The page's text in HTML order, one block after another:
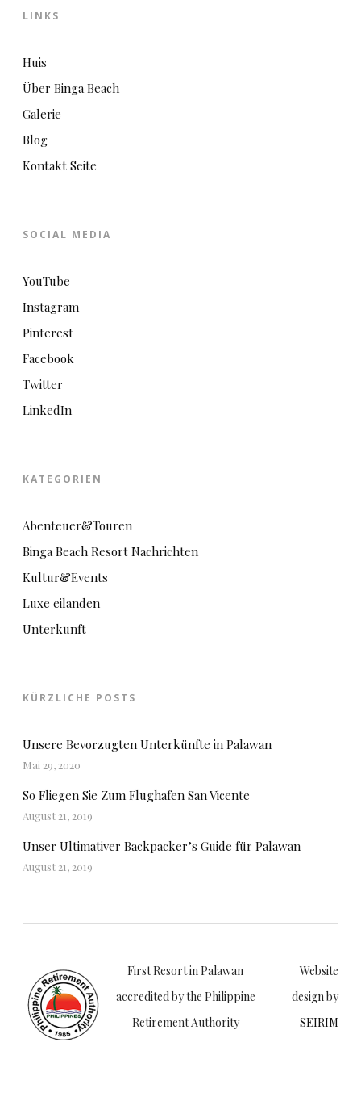
LINKS
Huis
Über Binga Beach
Galerie
Blog
Kontakt Seite
SOCIAL MEDIA
YouTube
Instagram
Pinterest
Facebook
Twitter
LinkedIn
KATEGORIEN
Abenteuer&Touren
Binga Beach Resort Nachrichten
Kultur&Events
Luxe eilanden
Unterkunft
KÜRZLICHE POSTS
Unsere Bevorzugten Unterkünfte in Palawan
Mai 29, 2020
So Fliegen Sie Zum Flughafen San Vicente
August 21, 2019
Unser Ultimativer Backpacker’s Guide für Palawan
August 21, 2019
First Resort in Palawan
accredited by the Philippine
Retirement Authority
Website
design by
SEIRIM